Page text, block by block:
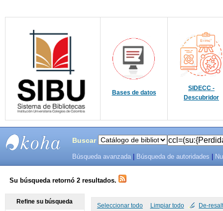
Bases de datos
SIDECC -
Descubridor
SISTEMAS
DE
Buscar
Búsqueda avanzada Búsqueda de autoridades
Su búsqueda retornó 2 resultados.
Seleccionar todo Limpiar todo De-
Refine su búsqueda